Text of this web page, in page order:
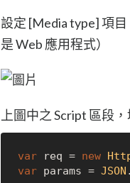
設定 [Media type] 項目
是 Web 應用程式）
上圖中之 Script 區段
var req = new
var params = JSON .